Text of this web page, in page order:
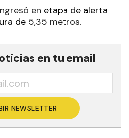
en etapa de alerta
de 5,35 metros.
en tu email
NEWSLETTER